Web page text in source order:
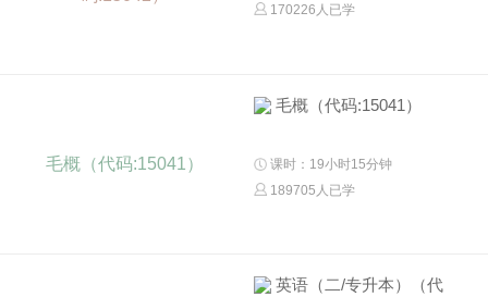
170226人已学
毛概（代码:15041）
毛概（代码:15041）
课时：19小时15分钟
189705人已学
英语（二/专升本）（代